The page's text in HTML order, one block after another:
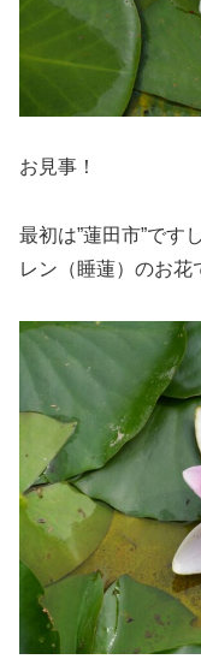
お見事！
最初は”蓮田市”です
レン（睡蓮）のお花